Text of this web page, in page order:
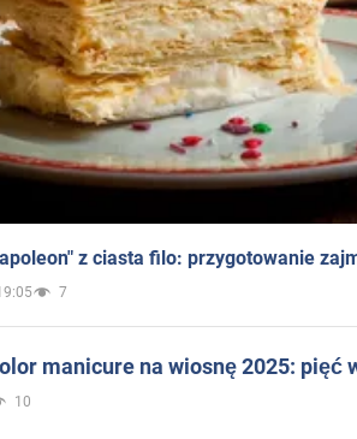
z ciasta filo: przygotowanie
7
manicure na wiosnę 2025: pięć
10